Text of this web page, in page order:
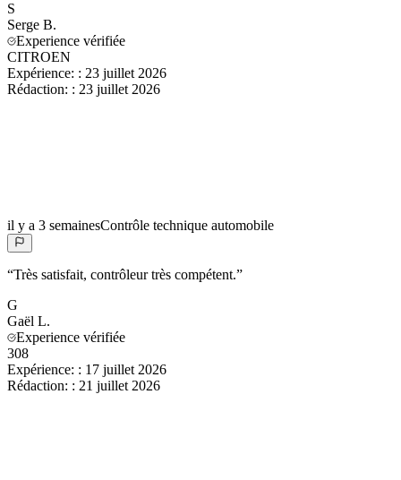
S
Serge B.
Experience vérifiée
CITROEN
Expérience: : 23 juillet 2026
Rédaction: : 23 juillet 2026
il y a 3 semainesContrôle technique automobile
“Très satisfait, contrôleur très compétent.”
G
Gaël L.
Experience vérifiée
308
Expérience: : 17 juillet 2026
Rédaction: : 21 juillet 2026